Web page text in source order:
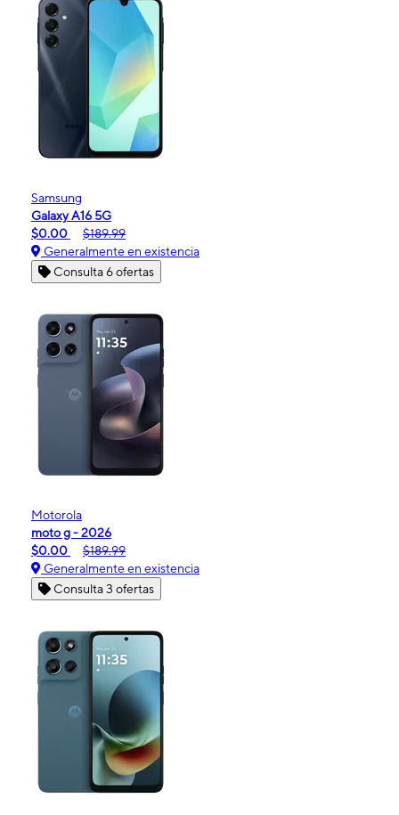
Samsung
Galaxy A16 5G
$0.00
$189.99
Generalmente en existencia
Consulta 6 ofertas
Motorola
moto g - 2026
$0.00
$189.99
Generalmente en existencia
Consulta 3 ofertas